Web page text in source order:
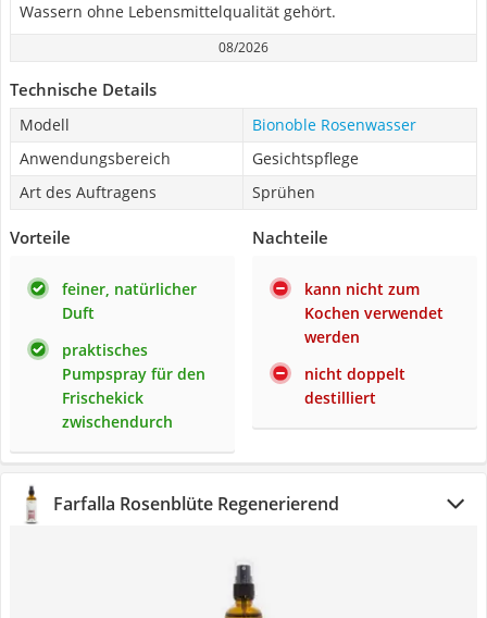
Wassern ohne Lebensmittelqualität gehört.
08/2026
Technische Details
Modell
Bionoble Rosenwasser
Anwendungsbereich
Gesichtspflege
Art des Auftragens
Sprühen
Vorteile
feiner, natürlicher
Duft
praktisches
Pumpspray für den
Frischekick
zwischendurch
Nachteile
kann nicht zum
Kochen verwendet
werden
nicht doppelt
destilliert
Farfalla Rosenblüte Regenerierend